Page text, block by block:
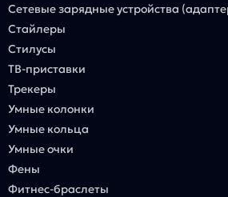
Сетевые зарядные устройства
Стайлеры
Стилусы
ТВ-приставки
Трекеры
Умные колонки
Умные кольца
Умные очки
Фены
Фитнес-браслеты